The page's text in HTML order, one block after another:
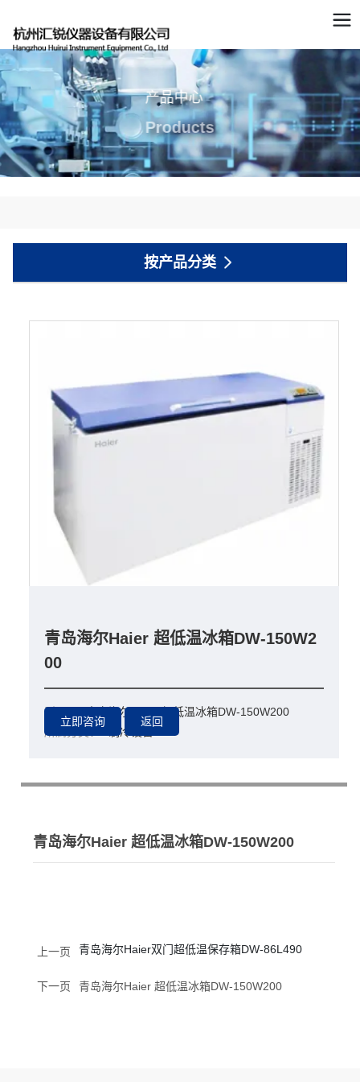
产品中心
Products
按产品分类
青岛海尔Haier 超低温冰箱DW-150W2
00
型号：
青岛海尔Haier 超低温冰箱DW-150W200
所属分类：
制冷设备
青岛海尔Haier 超低温冰箱DW-150W200
上一页 青岛海尔Haier双门超低温保存箱DW-86L490
下一页 青岛海尔Haier 超低温冰箱DW-150W200